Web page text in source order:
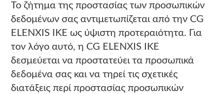
Το ζήτημα της προστασίας των προσωπικών
δεδομένων σας αντιμετωπίζεται από την CG
ELENXIS ΙΚΕ ως ύψιστη προτεραιότητα. Για
τον λόγο αυτό, η CG ELENXIS ΙΚΕ
δεσμεύεται να προστατεύει τα προσωπικά
δεδομένα σας και να τηρεί τις σχετικές
διατάξεις περί προστασίας προσωπικών